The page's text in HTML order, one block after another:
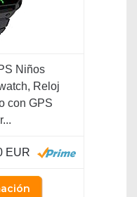
Niños
Reloj
con GPS
EUR